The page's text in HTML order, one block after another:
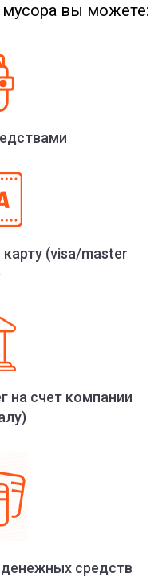
вы можете:
(visa/master
на счет компании
средств